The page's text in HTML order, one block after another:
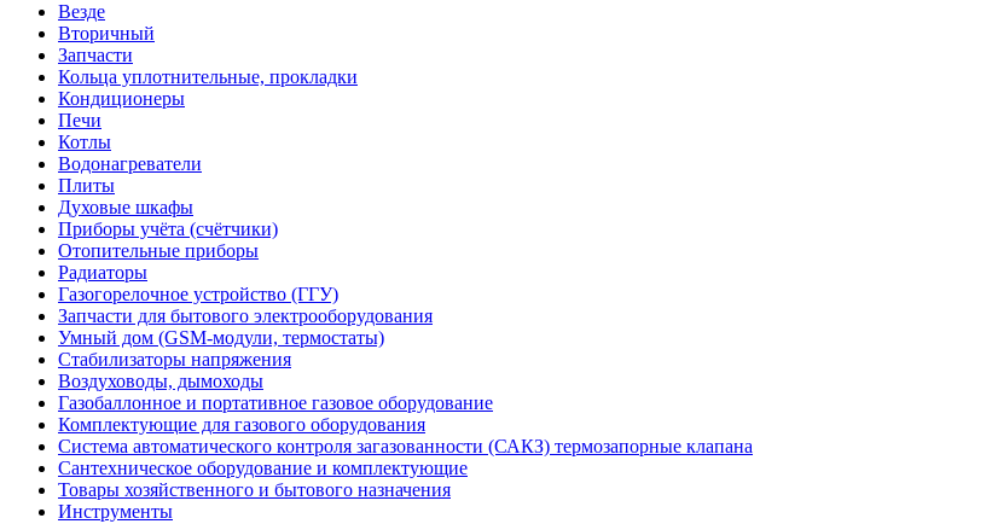
Везде
Вторичный
Запчасти
Кольца уплотнительные, прокладки
Кондиционеры
Печи
Котлы
Водонагреватели
Плиты
Духовые шкафы
Приборы учёта (счётчики)
Отопительные приборы
Радиаторы
Газогорелочное устройство (ГГУ)
Запчасти для бытового электрооборудования
Умный дом (GSM-модули, термостаты)
Cтабилизаторы напряжения
Воздуховоды, дымоходы
Газобаллонное и портативное газовое оборудование
Комплектующие для газового оборудования
Система автоматического контроля загазованности (САКЗ) термозапорные клапана
Сантехническое оборудование и комплектующие
Товары хозяйственного и бытового назначения
Инструменты